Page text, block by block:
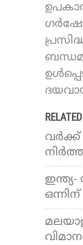
വര്‍ക്ക്